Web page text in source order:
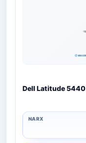
Dell Latitude 5440